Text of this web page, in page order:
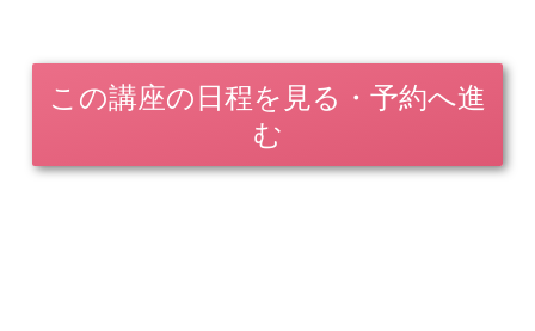
この講座の日程を見る・予約へ進
む